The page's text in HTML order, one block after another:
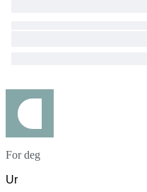
For deg
Ur